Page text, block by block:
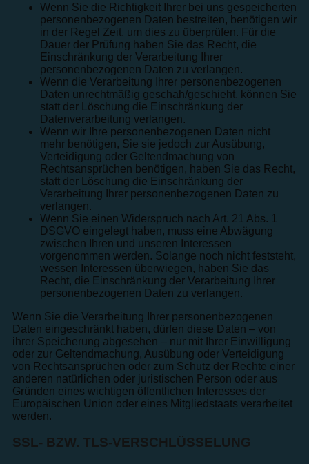
Wenn Sie die Richtigkeit Ihrer bei uns gespeicherten
personenbezogenen Daten bestreiten, benötigen wir
in der Regel Zeit, um dies zu überprüfen. Für die
Dauer der Prüfung haben Sie das Recht, die
Einschränkung der Verarbeitung Ihrer
personenbezogenen Daten zu verlangen.
Wenn die Verarbeitung Ihrer personenbezogenen
Daten unrechtmäßig geschah/geschieht, können Sie
statt der Löschung die Einschränkung der
Datenverarbeitung verlangen.
Wenn wir Ihre personenbezogenen Daten nicht
mehr benötigen, Sie sie jedoch zur Ausübung,
Verteidigung oder Geltendmachung von
Rechtsansprüchen benötigen, haben Sie das Recht,
statt der Löschung die Einschränkung der
Verarbeitung Ihrer personenbezogenen Daten zu
verlangen.
Wenn Sie einen Widerspruch nach Art. 21 Abs. 1
DSGVO eingelegt haben, muss eine Abwägung
zwischen Ihren und unseren Interessen
vorgenommen werden. Solange noch nicht feststeht,
wessen Interessen überwiegen, haben Sie das
Recht, die Einschränkung der Verarbeitung Ihrer
personenbezogenen Daten zu verlangen.
Wenn Sie die Verarbeitung Ihrer personenbezogenen
Daten eingeschränkt haben, dürfen diese Daten – von
ihrer Speicherung abgesehen – nur mit Ihrer Einwilligung
oder zur Geltendmachung, Ausübung oder Verteidigung
von Rechtsansprüchen oder zum Schutz der Rechte einer
anderen natürlichen oder juristischen Person oder aus
Gründen eines wichtigen öffentlichen Interesses der
Europäischen Union oder eines Mitgliedstaats verarbeitet
werden.
SSL- BZW. TLS-VERSCHLÜSSELUNG